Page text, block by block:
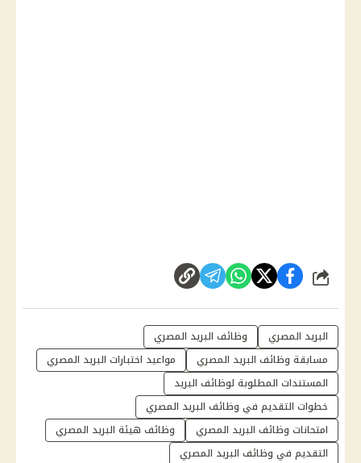
شارك
البريد المصري
وظائف البريد المصري
مسابقة وظائف البريد المصري
مواعيد اختبارات البريد المصري
المستندات المطلوبة لوظائف البريد
خطوات التقديم في وظائف البريد المصري
امتحانات وظائف البريد المصري
وظائف هيئة البريد المصري
التقديم في وظائف البريد المصري